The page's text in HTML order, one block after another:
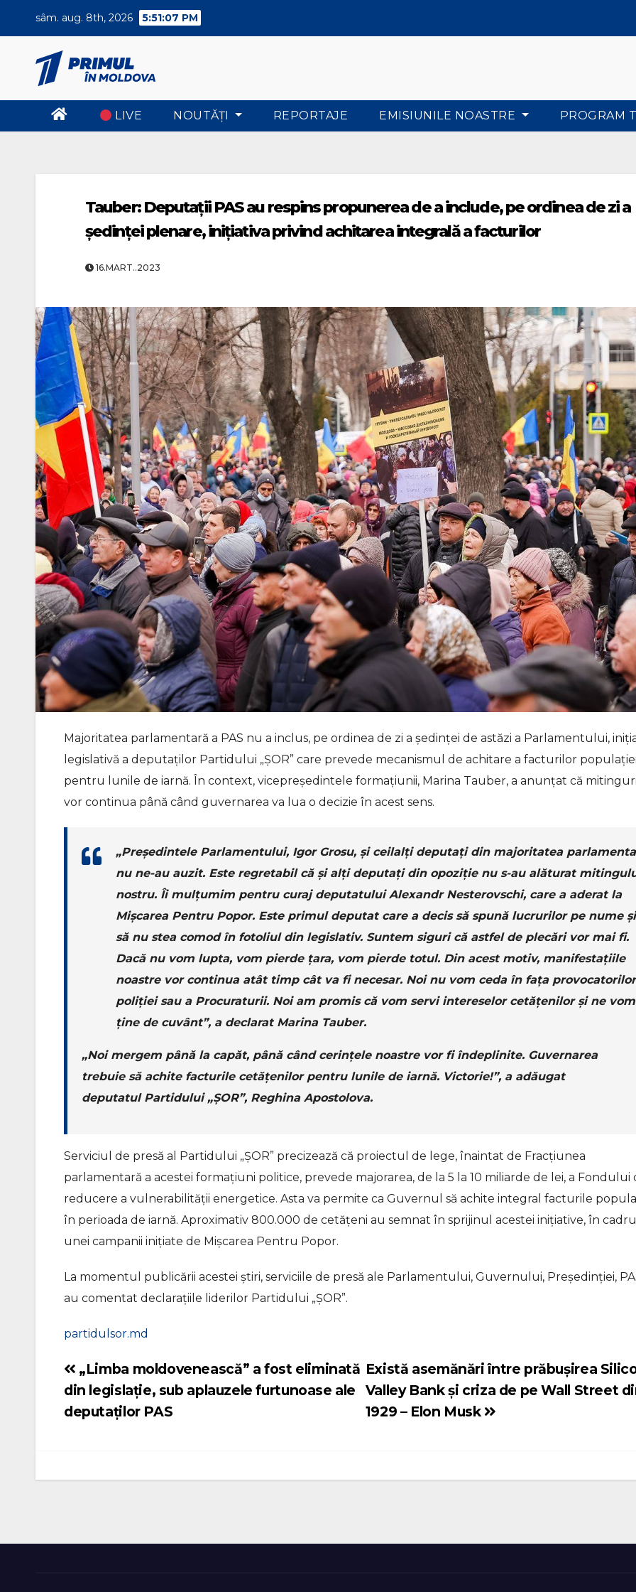
sâm. aug. 8th, 2026 5:51:08 PM
LIVE NOUTĂŢI REPORTAJE EMISIUNILE NOASTRE PROGRAM
Tauber: Deputații PAS au respins propunerea de a include, pe ordinea de zi a
ședinței plenare, inițiativa privind achitarea integrală a facturilor
16.MART..2023
Majoritatea parlamentară a PAS nu a inclus, pe ordinea de zi a ședinței de astăzi a Parlamentului,
legislativă a deputaților Partidului „ȘOR” care prevede mecanismul de achitare a facturilor populației
pentru lunile de iarnă. În context, vicepreședintele formațiunii, Marina Tauber, a anunțat că
vor continua până când guvernarea va lua o decizie în acest sens.
„Președintele Parlamentului, Igor Grosu, și ceilalți deputați din majoritatea
nu ne-au auzit. Este regretabil că și alți deputați din opoziție nu s-au alăturat
nostru. Îi mulțumim pentru curaj deputatului Alexandr Nesterovschi, care a aderat la
Mișcarea Pentru Popor. Este primul deputat care a decis să spună lucrurilor pe nume și
să nu stea comod în fotoliul din legislativ. Suntem siguri că astfel de plecări vor mai fi.
Dacă nu vom lupta, vom pierde țara, vom pierde totul. Din acest motiv, manifestațiile
noastre vor continua atât timp cât va fi necesar. Noi nu vom ceda în fața
poliției sau a Procuraturii. Noi am promis că vom servi intereselor cetățenilor și ne vom
ține de cuvânt”, a declarat Marina Tauber.
„Noi mergem până la capăt, până când cerințele noastre vor fi îndeplinite. Guvernarea
trebuie să achite facturile cetățenilor pentru lunile de iarnă. Victorie!”, a adăugat
deputatul Partidului „ȘOR”, Reghina Apostolova.
Serviciul de presă al Partidului „ȘOR” precizează că proiectul de lege, înaintat de Fracțiunea
parlamentară a acestei formațiuni politice, prevede majorarea, de la 5 la 10 miliarde de lei, a Fondului
reducere a vulnerabilității energetice. Asta va permite ca Guvernul să achite integral facturile
în perioada de iarnă. Aproximativ 800.000 de cetățeni au semnat în sprijinul acestei inițiative, în cadrul
unei campanii inițiate de Mișcarea Pentru Popor.
La momentul publicării acestei știri, serviciile de presă ale Parlamentului, Guvernului, Președinției,
au comentat declarațiile liderilor Partidului „ȘOR”.
partidulsor.md
Navigare
în
Există asemănări între prăbușirea
Valley Bank și criza de pe Wall Street
1929 – Elon Musk
„Limba moldovenească” a fost eliminată
din legislație, sub aplauzele furtunoase ale
deputaților PAS